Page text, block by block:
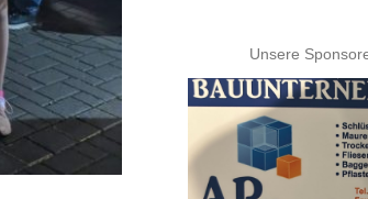
Unsere